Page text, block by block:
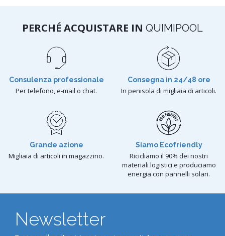
PERCHÉ ACQUISTARE IN QUIMIPOOL
Consulenza professionale
Per telefono, e-mail o chat.
Consegna in 24/48 ore
In penisola di migliaia di articoli.
Grande azione
Migliaia di articoli in magazzino.
Siamo Ecofriendly
Ricicliamo il 90% dei nostri
materiali logistici e produciamo
energia con pannelli solari.
Newsletter